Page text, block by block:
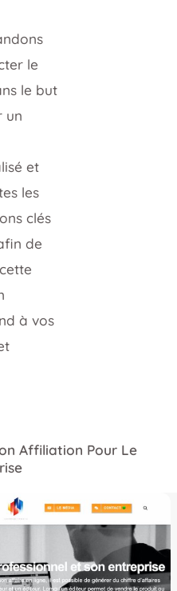
le
le but
un
et
les
clés
de
à vos
Affiliation Pour Le